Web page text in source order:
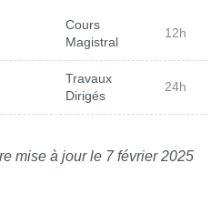
Cours
Magistral
12h
Travaux
Dirigés
24h
mise à jour le 7 février 2025